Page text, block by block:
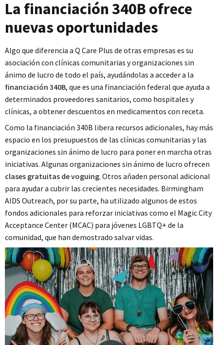
La financiación 340B ofrece
nuevas oportunidades
Algo que diferencia a Q Care Plus de otras empresas es su
asociación con clínicas comunitarias y organizaciones sin
ánimo de lucro de todo el país, ayudándolas a acceder a la
financiación 340B, que es una financiación federal que ayuda a
determinados proveedores sanitarios, como hospitales y
clínicas, a obtener descuentos en medicamentos con receta.
Como la financiación 340B libera recursos adicionales, hay más
espacio en los presupuestos de las clínicas comunitarias y las
organizaciones sin ánimo de lucro para poner en marcha otras
iniciativas. Algunas organizaciones sin ánimo de lucro ofrecen
clases gratuitas de voguing. Otros añaden personal adicional
para ayudar a cubrir las crecientes necesidades. Birmingham
AIDS Outreach, por su parte, ha utilizado algunos de estos
fondos adicionales para reforzar iniciativas como el Magic City
Acceptance Center (MCAC) para jóvenes LGBTQ+ de la
comunidad, que han demostrado salvar vidas.